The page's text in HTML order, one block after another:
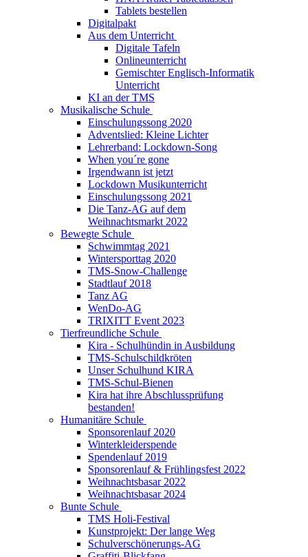
Tablets bestellen
Digitalpakt
Aus dem Unterricht
Digitale Tafeln
Onlineunterricht
Gemischter Englisch-Informatik
Unterricht
KI an der TMS
Musikalische Schule
Einschulungssong 2020
Adventslied: Kleine Lichter
Lehrerband: Lockdown-Song
When you´re gone
Irgendwann ist jetzt
Lockdown Musikunterricht
Einschulungssong 2021
Die Tanz-AG auf dem
Weihnachtsmarkt 2022
Bewegte Schule
Schwimmtag 2021
Wintersporttag 2020
TMS-Snow-Challenge
Stadtlauf 2018
Tanz AG
WenDo-AG
TRIXITT Event 2023
Tierfreundliche Schule
Kira - Schulhündin in Ausbildung
TMS-Schulschildkröten
Unser Schulhund KIRA
TMS-Schul-Bienen
Kira hat ihre Abschlussprüfung
bestanden!
Humanitäre Schule
Sponsorenlauf 2020
Winterkleiderspende
Spendenlauf 2019
Sponsorenlauf & Frühlingsfest 2022
Weihnachtsbasar 2022
Weihnachtsbasar 2024
Bunte Schule
TMS Holi-Festival
Kunstprojekt: Der lange Weg
Schulverschönerungs-AG